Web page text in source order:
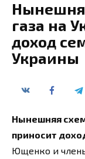
газа на
доход
Украины
Нынешняя
приносит
Ющенко и